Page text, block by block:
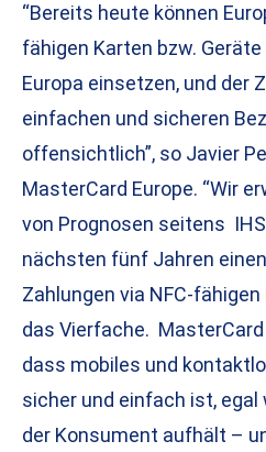
“Bereits heute können
fähigen Karten bzw. Geräte
Europa einsetzen, und der
einfachen und sicheren
offensichtlich”, so Javier
MasterCard Europe. “Wir
von Prognosen seitens
nächsten fünf Jahren
Zahlungen via NFC-
das Vierfache.
dass mobiles und
sicher und einfach ist, egal
der Konsument aufhält –